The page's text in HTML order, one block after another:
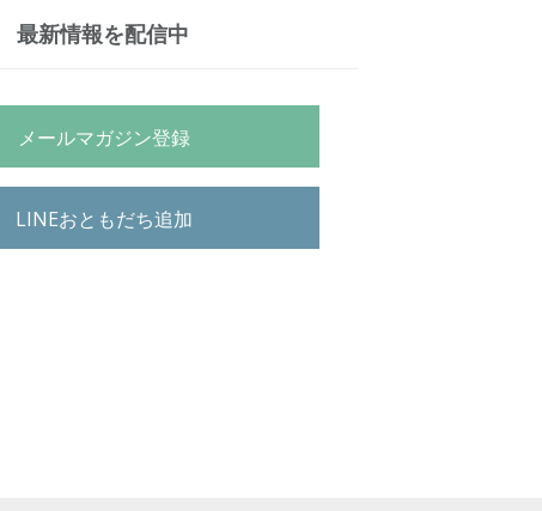
最新情報を配信中
メールマガジン登録
LINEおともだち追加